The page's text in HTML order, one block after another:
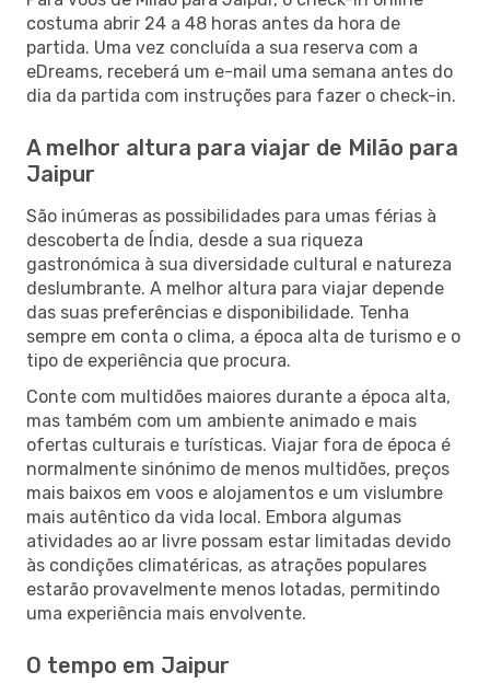
costuma abrir 24 a 48 horas antes da hora de
partida. Uma vez concluída a sua reserva com a
eDreams, receberá um e-mail uma semana antes do
dia da partida com instruções para fazer o check-in.
A melhor altura para viajar de Milão para
Jaipur
São inúmeras as possibilidades para umas férias à
descoberta de Índia, desde a sua riqueza
gastronómica à sua diversidade cultural e natureza
deslumbrante. A melhor altura para viajar depende
das suas preferências e disponibilidade. Tenha
sempre em conta o clima, a época alta de turismo e o
tipo de experiência que procura.
Conte com multidões maiores durante a época alta,
mas também com um ambiente animado e mais
ofertas culturais e turísticas. Viajar fora de época é
normalmente sinónimo de menos multidões, preços
mais baixos em voos e alojamentos e um vislumbre
mais autêntico da vida local. Embora algumas
atividades ao ar livre possam estar limitadas devido
às condições climatéricas, as atrações populares
estarão provavelmente menos lotadas, permitindo
uma experiência mais envolvente.
O tempo em Jaipur